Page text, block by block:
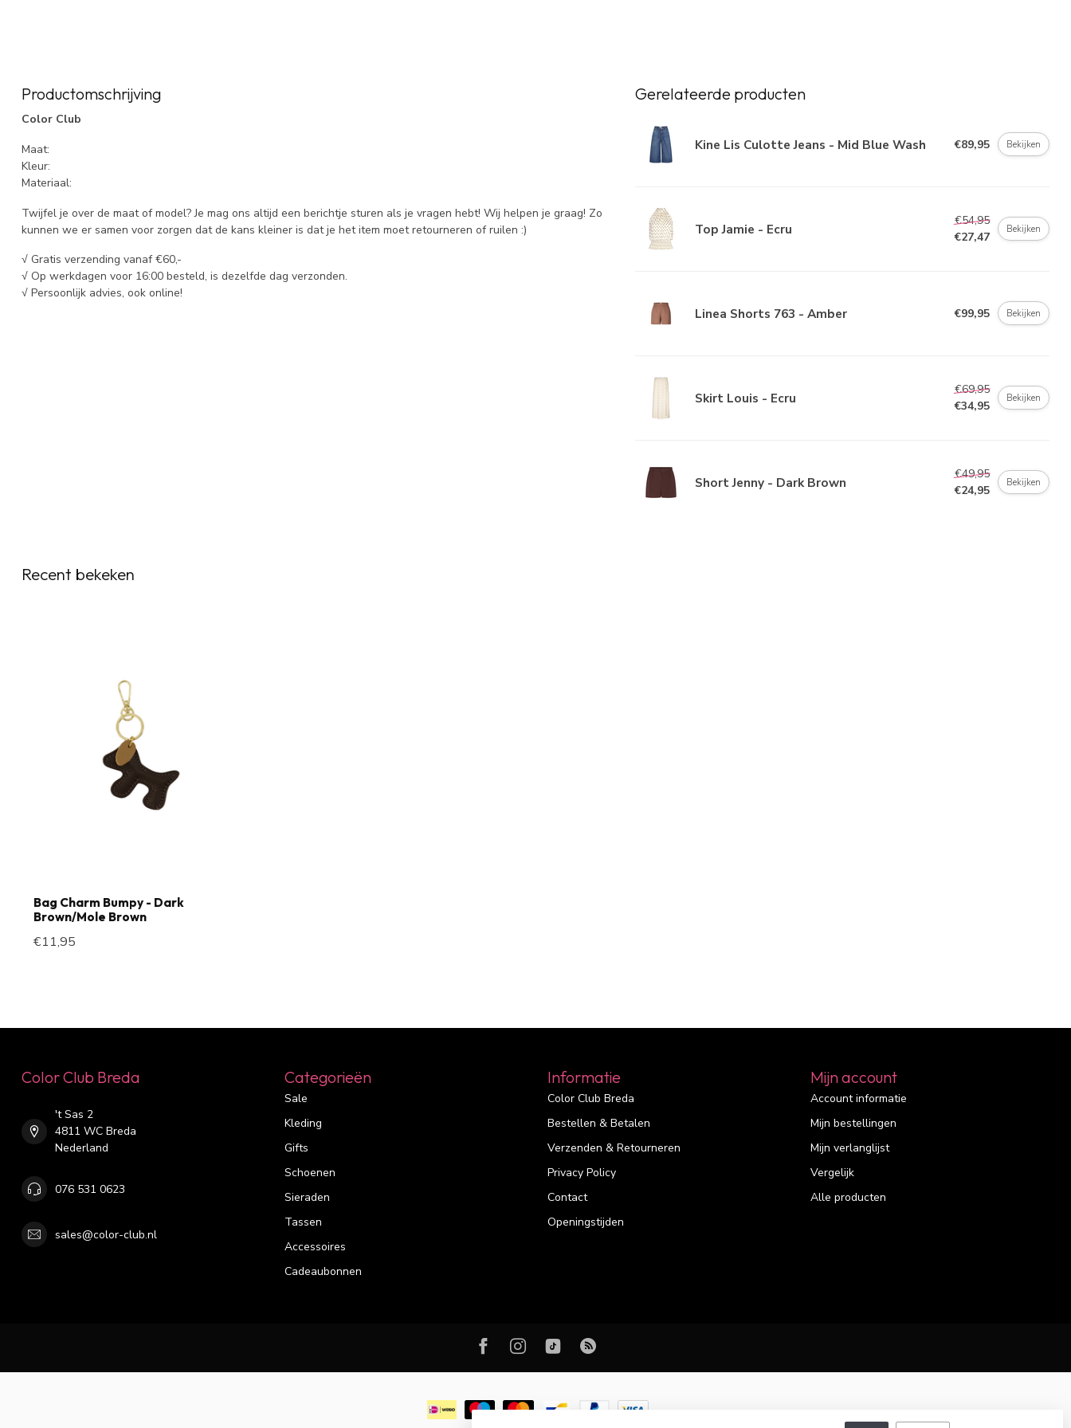
Productomschrijving
Color Club
Maat:
Kleur:
Materiaal:
Twijfel je over de maat of model? Je mag ons altijd een berichtje sturen als je vragen hebt! Wij helpen je graag! Zo
kunnen we er samen voor zorgen dat de kans kleiner is dat je het item moet retourneren of ruilen :)
√ Gratis verzending vanaf €60,-
√ Op werkdagen voor 16:00 besteld, is dezelfde dag verzonden.
√ Persoonlijk advies, ook online!
Gerelateerde producten
Kine Lis Culotte Jeans - Mid Blue Wash €89,95 Bekijken
Top Jamie - Ecru
€54,95
€27,47
Bekijken
Linea Shorts 763 - Amber €99,95 Bekijken
Skirt Louis - Ecru
€69,95
€34,95
Bekijken
Short Jenny - Dark Brown
€49,95
€24,95
Bekijken
Recent bekeken
Bag Charm Bumpy - Dark
Brown/Mole Brown
€11,95
Color Club Breda
't Sas 2
4811 WC Breda
Nederland
076 531 0623
sales@color-club.nl
Categorieën
Sale
Kleding
Gifts
Schoenen
Sieraden
Tassen
Accessoires
Cadeaubonnen
Informatie
Color Club Breda
Bestellen & Betalen
Verzenden & Retourneren
Privacy Policy
Contact
Openingstijden
Mijn account
Account informatie
Mijn bestellingen
Mijn verlanglijst
Vergelijk
Alle producten